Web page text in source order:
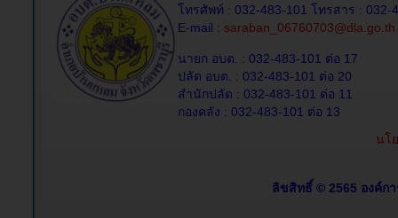
โทรศัพท์ : 032-483-101 โทรสาร : 032-
E-mail : saraban_06760703@dla.go.th
นายก อบต. : 032-483-101 ต่อ 17
ปลัด อบต. : 032-483-101 ต่อ 20
สำนักปลัด : 032-483-101 ต่อ 11
กองคลัง : 032-483-101 ต่อ 13
นโ
ลิขสิทธิ์ © 2565 องค์ก